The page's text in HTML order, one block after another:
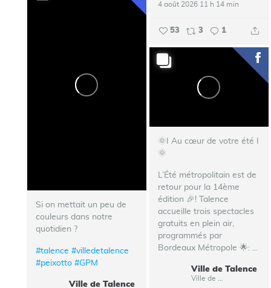
4 août 2026 11 h 14 min
53 3 1
Si on mettait un peu de
couleurs dans notre
quotidien ?
#talence #villedetalence
#peixotto #GPM
Ville de Talence
🌞I Au cœur de votre été I
🌞
L’Été métropolitain est de
retour pour la 14ème
édition 🎉!
Talence
accueille trois spectacles
gratuits en plein air,
programmés par
Bordeaux Métropole 🌟: ...
Ville de Talence